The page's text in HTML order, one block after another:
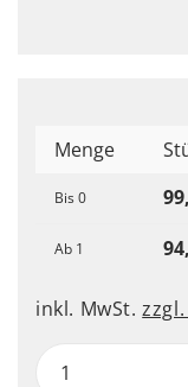
Menge
Bis0
Ab 1
inkl. MwSt.